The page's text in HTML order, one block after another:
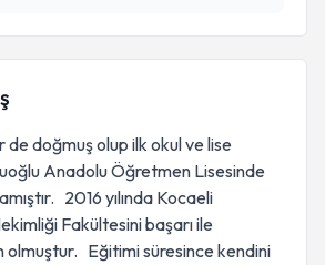
de doğmuş olup ilk okul ve lise
Anadolu Öğretmen Lisesinde
2016 yılında Kocaeli
Fakültesini başarı ile
olmuştur. Eğitimi süresince kendini